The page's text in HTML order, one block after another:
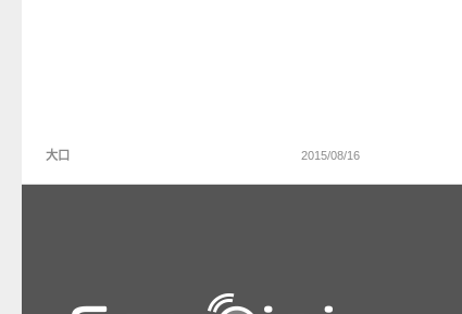
大口 2015/08/16